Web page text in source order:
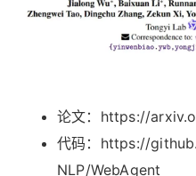
论文：https://
代码：https://
NLP/WebAgent